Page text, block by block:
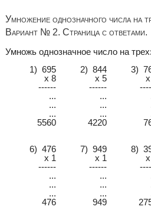
Умножение однозначного числа на
Вариант № 2. Страница с ответами.
Умножь однозначное число на
1) 695
2) 844 3)
x 8
x 5
------
------
...
...
...
...
...
...
5560
4220
6) 476 7) 949 8)
x 1
x 1
------
------
...
...
...
...
...
...
476
949